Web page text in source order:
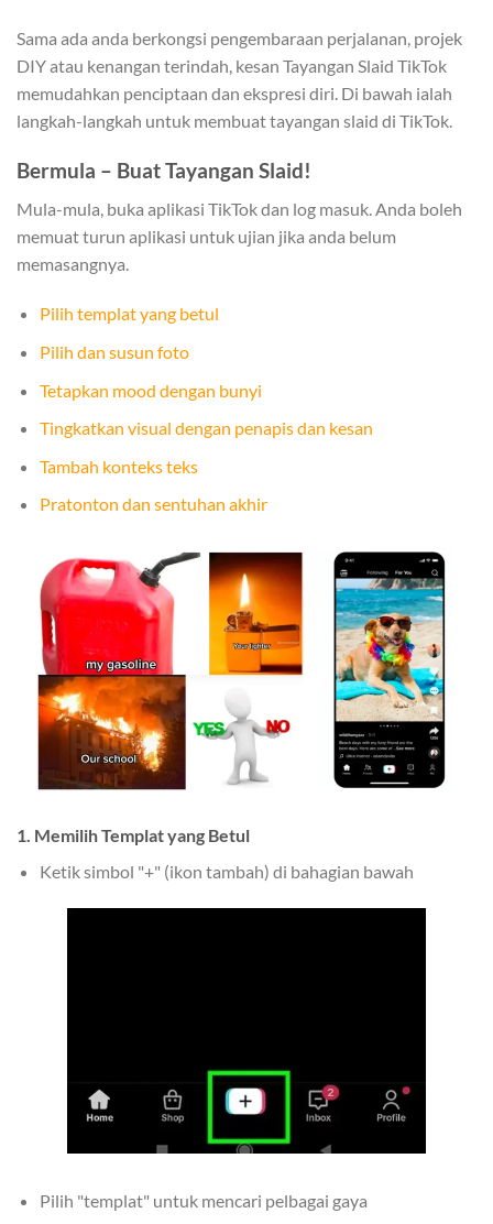
Sama ada anda berkongsi pengembaraan perjalanan, projek
DIY atau kenangan terindah, kesan Tayangan Slaid TikTok
memudahkan penciptaan dan ekspresi diri. Di bawah ialah
langkah-langkah untuk membuat tayangan slaid di TikTok.
Bermula – Buat Tayangan Slaid!
Mula-mula, buka aplikasi TikTok dan log masuk. Anda boleh
memuat turun aplikasi untuk ujian jika anda belum
memasangnya.
Pilih templat yang betul
Pilih dan susun foto
Tetapkan mood dengan bunyi
Tingkatkan visual dengan penapis dan kesan
Tambah konteks teks
Pratonton dan sentuhan akhir
1. Memilih Templat yang Betul
Ketik simbol "+" (ikon tambah) di bahagian bawah
Pilih "templat" untuk mencari pelbagai gaya